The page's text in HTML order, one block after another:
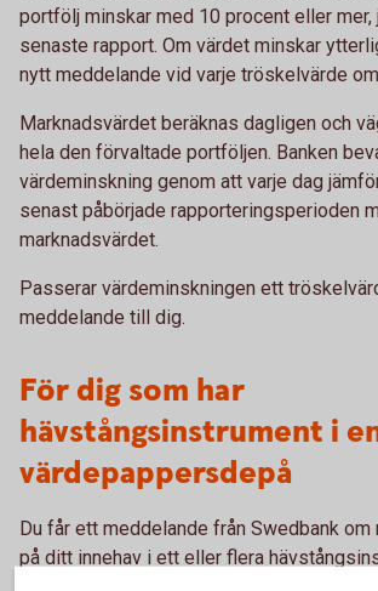
portfölj minskar med 10 procent eller mer,
senaste rapport. Om värdet minskar
nytt meddelande vid varje tröskelvärde
Marknadsvärdet beräknas dagligen och
hela den förvaltade portföljen. Banken
värdeminskning genom att varje dag
senast påbörjade rapporteringsperioden
marknadsvärdet.
Passerar värdeminskningen ett
meddelande till dig.
För dig som har
hävstångsinstrument i
värdepappersdepå
Du får ett meddelande från Swedbank om
på ditt innehav i ett eller flera